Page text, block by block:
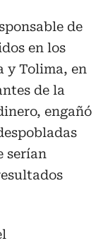
de
en los
y Tolima, en
de la
engañó
serían